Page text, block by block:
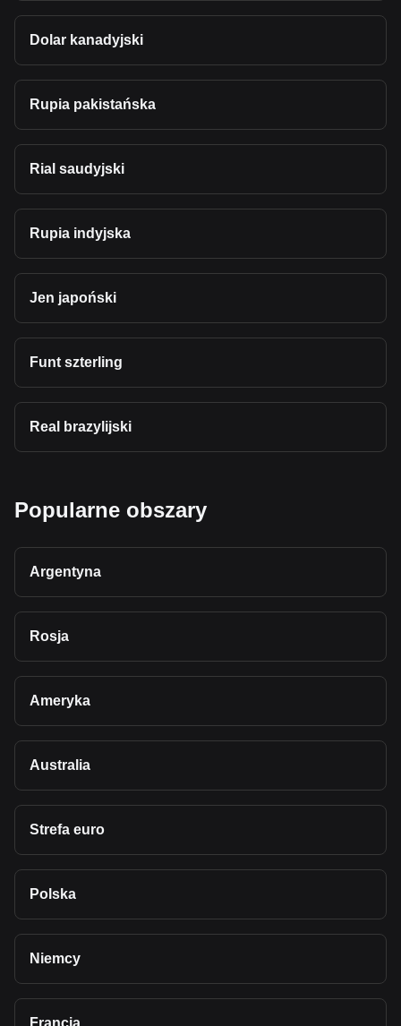
Dolar kanadyjski
Rupia pakistańska
Rial saudyjski
Rupia indyjska
Jen japoński
Funt szterling
Real brazylijski
Popularne obszary
Argentyna
Rosja
Ameryka
Australia
Strefa euro
Polska
Niemcy
Francja